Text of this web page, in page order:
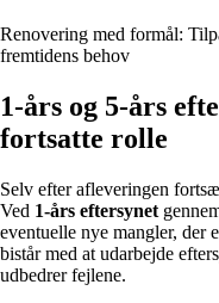
Renovering med formål:
fremtidens behov
1-års og 5-års
fortsatte rolle
Selv efter afleveringen
Ved 1-års eftersynet
eventuelle nye mangler, der
bistår med at udarbejde
udbedrer fejlene.